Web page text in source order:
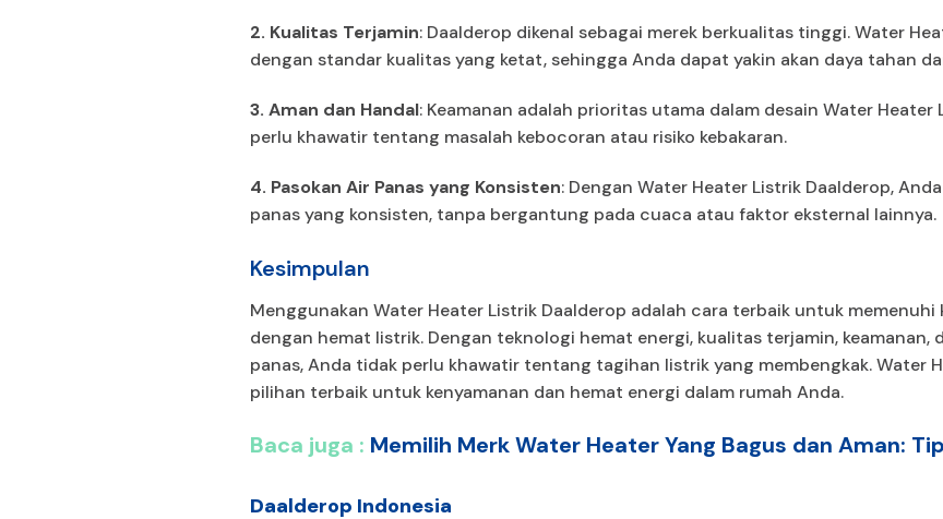
2. Kualitas Terjamin: Daalderop dikenal sebagai merek berkualitas tinggi. Water
dengan standar kualitas yang ketat, sehingga Anda dapat yakin akan daya tahan
3. Aman dan Handal: Keamanan adalah prioritas utama dalam desain Water Heater
perlu khawatir tentang masalah kebocoran atau risiko kebakaran.
4. Pasokan Air Panas yang Konsisten: Dengan Water Heater Listrik Daalderop,
panas yang konsisten, tanpa bergantung pada cuaca atau faktor eksternal lainnya.
Kesimpulan
Menggunakan Water Heater Listrik Daalderop adalah cara terbaik untuk
dengan hemat listrik. Dengan teknologi hemat energi, kualitas terjamin, keamanan,
panas, Anda tidak perlu khawatir tentang tagihan listrik yang membengkak. Water
pilihan terbaik untuk kenyamanan dan hemat energi dalam rumah Anda.
Baca juga : Memilih Merk Water Heater Yang Bagus dan Aman:
Daalderop Indonesia